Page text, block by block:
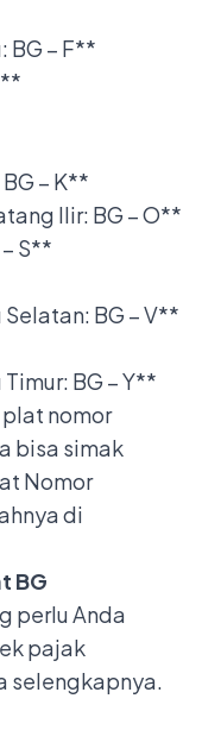
BG – F**
– K**
Ilir: BG – O**
S**
BG – V**
BG – Y**
nomor
bisa simak
Nomor
di
BG
perlu Anda
pajak
selengkapnya.